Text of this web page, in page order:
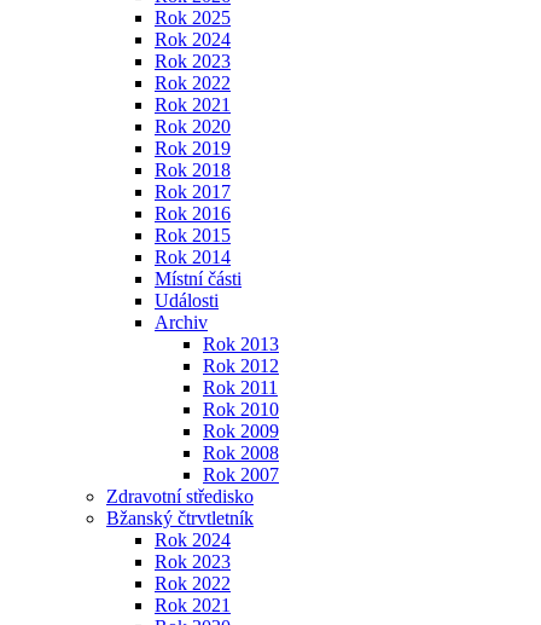
Rok 2025
Rok 2024
Rok 2023
Rok 2022
Rok 2021
Rok 2020
Rok 2019
Rok 2018
Rok 2017
Rok 2016
Rok 2015
Rok 2014
Místní části
Události
Archiv
Rok 2013
Rok 2012
Rok 2011
Rok 2010
Rok 2009
Rok 2008
Rok 2007
Zdravotní středisko
Bžanský čtrvtletník
Rok 2024
Rok 2023
Rok 2022
Rok 2021